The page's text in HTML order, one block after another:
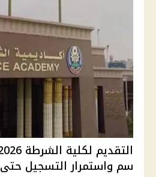
سم واستمرار التسجيل حتى 27 أغس...